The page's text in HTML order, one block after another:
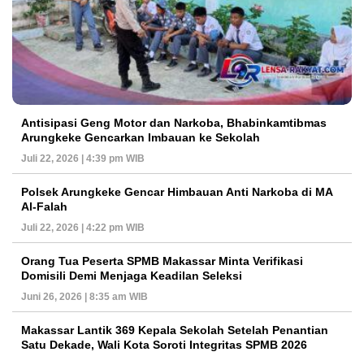
Antisipasi Geng Motor dan Narkoba, Bhabinkamtibmas
Arungkeke Gencarkan Imbauan ke Sekolah
Juli 22, 2026 | 4:39 pm WIB
Polsek Arungkeke Gencar Himbauan Anti Narkoba di MA
Al-Falah
Juli 22, 2026 | 4:22 pm WIB
Orang Tua Peserta SPMB Makassar Minta Verifikasi
Domisili Demi Menjaga Keadilan Seleksi
Juni 26, 2026 | 8:35 am WIB
Makassar Lantik 369 Kepala Sekolah Setelah Penantian
Satu Dekade, Wali Kota Soroti Integritas SPMB 2026